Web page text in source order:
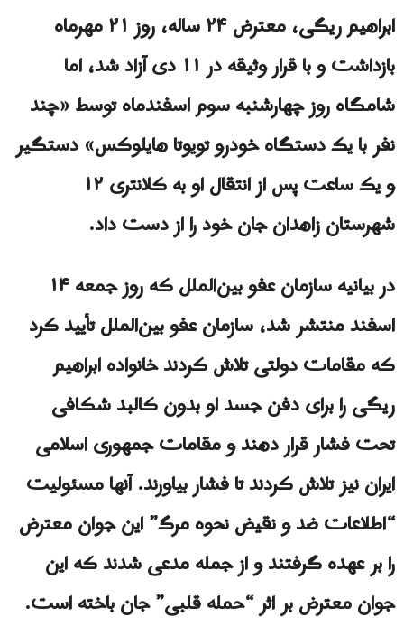
ابراهیم ریگی، معترض ۲۴ ساله، روز ۲۱ مهرماه
بازداشت و با قرار وثیقه در ۱۱ دی آزاد شد، اما
شامگاه روز چهارشنبه سوم اسفندماه توسط «چند
نفر با یک دستگاه خودرو تویوتا هایلوکس» دستگیر
و یک ساعت پس از انتقال او به کلانتری ۱۲
شهرستان زاهدان جان خود را از دست داد.
در بیانیه سازمان عفو ​​بین‌الملل که روز جمعه ۱۴
اسفند منتشر شد، سازمان عفو ​​بین‌الملل تأیید کرد
که مقامات دولتی تلاش کردند خانواده ابراهیم
ریگی را برای دفن جسد او بدون کالبد شکافی
تحت فشار قرار دهند و مقامات جمهوری اسلامی
ایران نیز تلاش کردند تا فشار بیاورند. آنها مسئولیت
“اطلاعات ضد و نقیض نحوه مرگ” این جوان معترض
را بر عهده گرفتند و از جمله مدعی شدند که این
جوان معترض بر اثر “حمله قلبی” جان باخته است.